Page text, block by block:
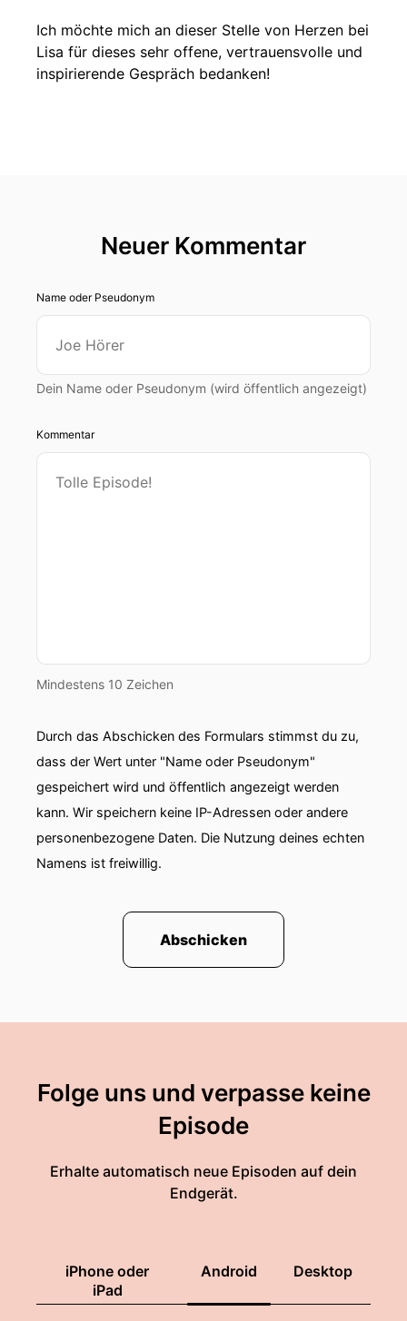
Ich möchte mich an dieser Stelle von Herzen bei
Lisa für dieses sehr offene, vertrauensvolle und
inspirierende Gespräch bedanken!
Neuer Kommentar
Name oder Pseudonym
Dein Name oder Pseudonym (wird öffentlich angezeigt)
Kommentar
Mindestens 10 Zeichen
Durch das Abschicken des Formulars stimmst du zu,
dass der Wert unter "Name oder Pseudonym"
gespeichert wird und öffentlich angezeigt werden
kann. Wir speichern keine IP-Adressen oder andere
personenbezogene Daten. Die Nutzung deines echten
Namens ist freiwillig.
Abschicken
Folge uns und verpasse keine
Episode
Erhalte automatisch neue Episoden auf dein
Endgerät.
iPhone oder
iPad
Android Desktop